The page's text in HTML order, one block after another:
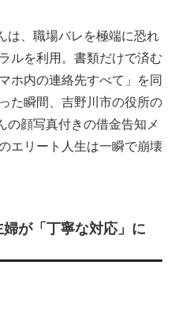
は、職場バレを極端に恐れ
ルを利用。書類だけで済む
ホ内の連絡先すべて」を同
た瞬間、吉野川市の役所の
の顔写真付きの借金告知メ
エリート人生は一瞬で崩壊
が「丁寧な対応」に